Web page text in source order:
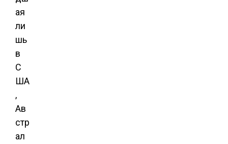
ая
ли
шь
в
С
ША
,
Ав
стр
ал